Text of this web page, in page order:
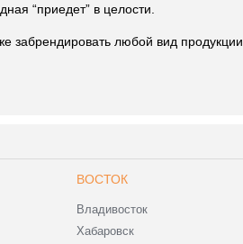
“приедет” в целости.
забрендировать любой вид продукции,
ВОСТОК
Владивосток
Хабаровск